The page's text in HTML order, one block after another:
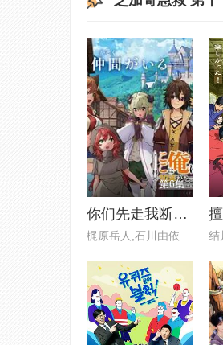
第6集
你们先走我断后于是10年后我成为了传说
梶原岳人,石川由依